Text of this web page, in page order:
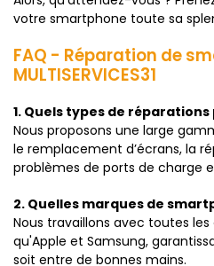
votre smartphone toute sa
FAQ - Réparation de
MULTISERVICES31
1. Quels types de
Nous proposons une large
le remplacement d’écrans, la
problèmes de ports de charge
2. Quelles marques de
Nous travaillons avec toutes
qu'Apple et Samsung,
soit entre de bonnes mains.